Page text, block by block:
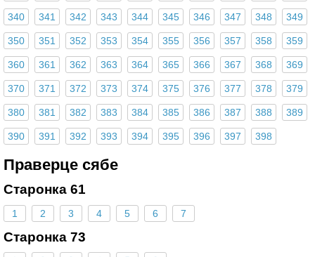
340 341 342 343 344 345 346 347 348 349
350 351 352 353 354 355 356 357 358 359
360 361 362 363 364 365 366 367 368 369
370 371 372 373 374 375 376 377 378 379
380 381 382 383 384 385 386 387 388 389
390 391 392 393 394 395 396 397 398
Праверце сябе
Старонка 61
1 2 3 4 5 6 7
Старонка 73